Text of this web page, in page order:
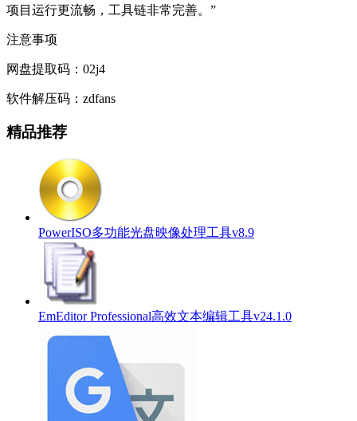
项目运行更流畅，工具链非常完善。”
注意事项
网盘提取码：02j4
软件解压码：zdfans
精品推荐
PowerISO多功能光盘映像处理工具v8.9
EmEditor Professional高效文本编辑工具v24.1.0